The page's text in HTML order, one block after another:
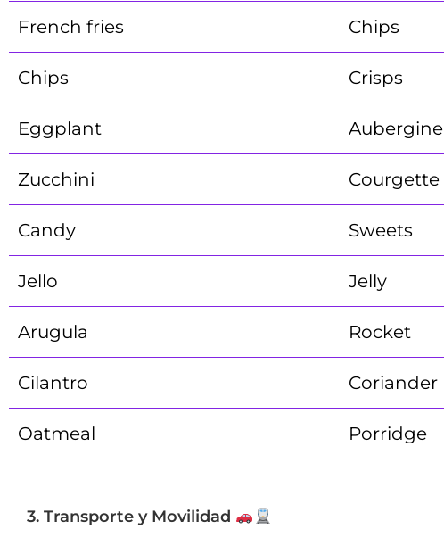
French fries Chips
Chips Crisps
Eggplant Aubergine
Zucchini Courgette
Candy Sweets
Jello Jelly
Arugula Rocket
Cilantro Coriander
Oatmeal Porridge
3. Transporte y Movilidad